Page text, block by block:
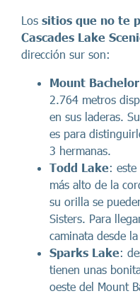
Los sitios que no te
Cascades Lake
dirección sur son:
Mount Bachelor
2.764 metros
en sus laderas.
es para
3 hermanas.
Todd Lake:
más alto de la
su orilla se
Sisters. Para
caminata desde
Sparks Lake:
tienen unas
oeste del Mount